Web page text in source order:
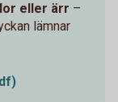
eller ärr –
lämnar